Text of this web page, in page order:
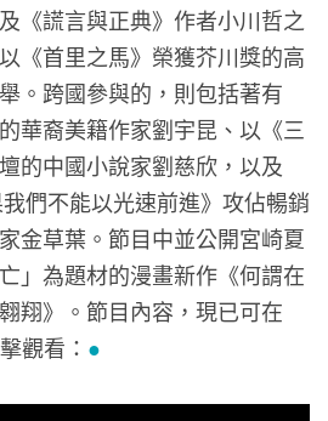
《謊言與正典》作者小川哲之
《首里之馬》榮獲芥川獎的高
。跨國參與的，則包括著有
華裔美籍作家劉宇昆、以《三
的中國小說家劉慈欣，以及
們不能以光速前進》攻佔暢銷
金草葉。節目中並公開宮崎夏
」為題材的漫畫新作《何謂在
翔》。節目內容，現已可在
觀看： ●